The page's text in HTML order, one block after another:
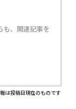
も、関連記事を
は投稿日現在のものです